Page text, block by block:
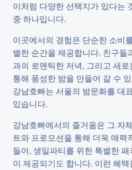
이처럼 다양한 선택지가 있다는
중 하나입니다.
이곳에서의 경험은 단순한 소비
별한 순간을 제공합니다. 친구들
과의 로맨틱한 저녁, 그리고 새
통해 풍성한 밤을 만들어 갈 수
강남호빠는 서울의 밤문화를 대
있습니다.
강남호빠에서의 즐거움은 그 자
트와 프로모션을 통해 더욱 매력
들어, 생일파티를 위한 특별한
이 제공되기도 합니다. 이런 혜